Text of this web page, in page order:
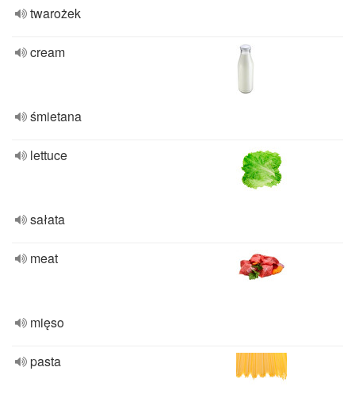
twarożek
cream
śmietana
lettuce
sałata
meat
mięso
pasta